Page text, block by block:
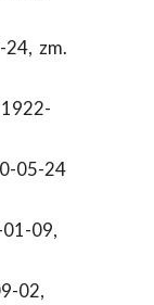
24, zm.
1922-
05-24
01-09,
02,